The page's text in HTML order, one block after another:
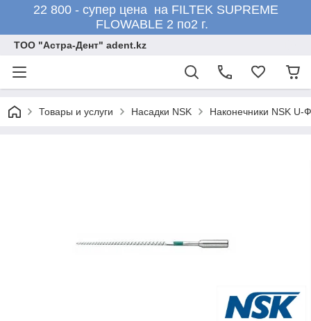
22 800 - супер цена на FILTEK SUPREME
FLOWABLE 2 по2 г.
ТОО "Астра-Дент" adent.kz
Товары и услуги Насадки NSK Наконечники NSK